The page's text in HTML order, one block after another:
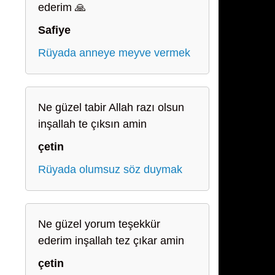
ederim 🙏
Safiye
Rüyada anneye meyve vermek
Ne güzel tabir Allah razı olsun
inşallah te çıksın amin
çetin
Rüyada olumsuz söz duymak
Ne güzel yorum teşekkür
ederim inşallah tez çıkar amin
çetin